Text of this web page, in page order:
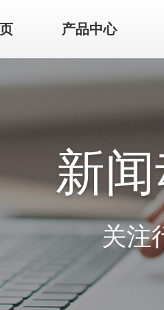
产品中心
新
关注